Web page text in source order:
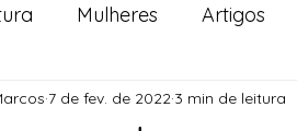
Mulheres Artigos
Sociais Notícias
7 de fev. de 2022 3 min de leitura